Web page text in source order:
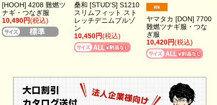
[HOOH] 4208 難燃ツ
ナギ・つなぎ服
10,490円(税込)
桑和 [STUD'S] S1210
スリムフィット スト
レッチデニムブルゾ
ン
10,450円(税込)
ヤマタカ [DON] 7700
難燃ツナギ服・つな
ぎ服
10,420円(税込)